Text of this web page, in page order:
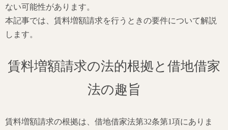
ない可能性があります。
本記事では、賃料増額請求を行うときの要件について解説
します。
賃料増額請求の法的根拠と借地借家
法の趣旨
賃料増額請求の根拠は、借地借家法第32条第1項にありま